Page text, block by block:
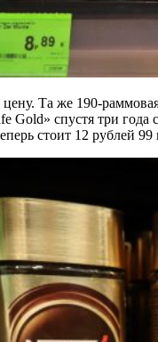
цену. Та же 190-
Gold» спустя три года
стоит 12 рублей 99